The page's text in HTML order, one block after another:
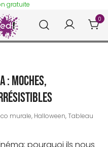
gratuite
0
: moches,
murale, Halloween,Tableau